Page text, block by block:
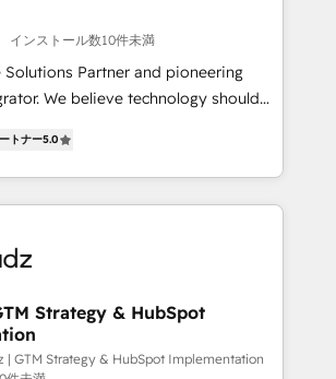
した全社共通基盤に再構築します。意
現場担当者に並走します。 1️⃣
活用支援 顧客データの一元化から、
・自動化まで。全Hub統合運用、デー
実行する組織への移行を設計・実装。
伴走支援 複数部門をまたぐDX×AI変
装・定着までPMOとして主導。「設
理を実行します。 ▸ CMS戦略設
獲得・CVR・SEOを前提にした情報設
インストール数10件未満
Solutions Partner and pioneering
should
begins with clear objectives,
mapping, and measurable KPIs.
solutions. The question is
the operational hub, integrated with
Dynamics, custom ERPs, and any
Proprietary apps extend
トナー5.0
Strategy & HubSpot
| GTM Strategy & HubSpot Implementation